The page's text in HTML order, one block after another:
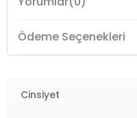
Menşei:Türkiye
Ödeme Seçenekleri
Cinsiyet